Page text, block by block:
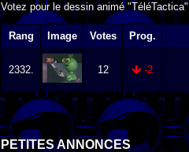
Votez pour le dessin animé
Rang Image Votes Prog.
2332. 12 -2
PETITES ANNONCES